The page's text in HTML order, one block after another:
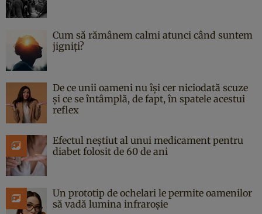
Cum să rămânem calmi atunci când suntem
jigniți?
De ce unii oameni nu își cer niciodată scuze
și ce se întâmplă, de fapt, în spatele acestui
reflex
Efectul neștiut al unui medicament pentru
diabet folosit de 60 de ani
Un prototip de ochelari le permite oamenilor
să vadă lumina infraroșie